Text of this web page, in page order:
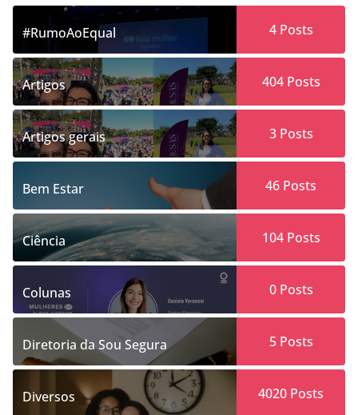
#RumoAoEqual 4Posts
Artigos 404Posts
Artigos gerais 3Posts
Bem Estar 46 Posts
Ciência 104Posts
Colunas 0Posts
Diretoria da Sou Segura 5Posts
Diversos 4020 Posts